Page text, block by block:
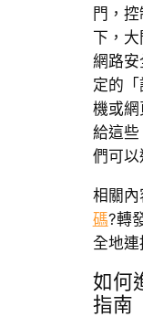
門，
下，
網路
定的
機或網
給這
們可以
相關內
碼?轉
全地連
如何
指南